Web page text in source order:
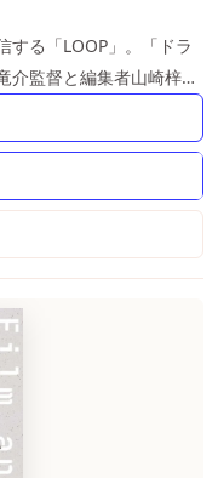
する「LOOP」。「ドラ
介監督と編集者山崎梓に